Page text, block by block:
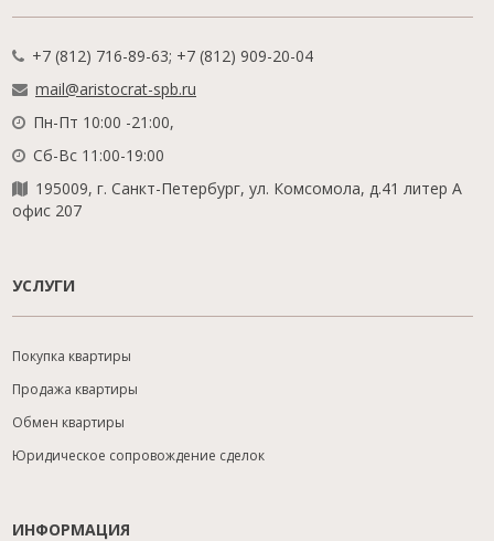
+7 (812) 716-89-63; +7 (812) 909-20-04
mail@aristocrat-spb.ru
Пн-Пт 10:00 -21:00,
Сб-Вс 11:00-19:00
195009, г. Санкт-Петербург, ул. Комсомола, д.41 литер А
офис 207
УСЛУГИ
Покупка квартиры
Продажа квартиры
Обмен квартиры
Юридическое сопровождение сделок
ИНФОРМАЦИЯ